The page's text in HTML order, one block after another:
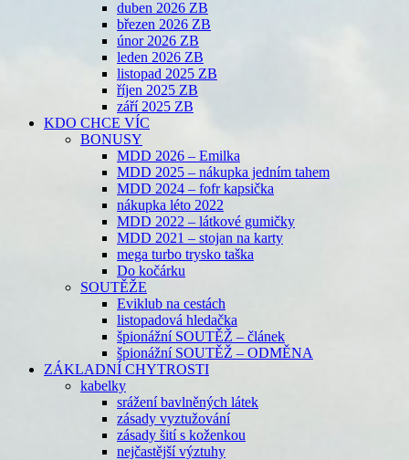
duben 2026 ZB
březen 2026 ZB
únor 2026 ZB
leden 2026 ZB
listopad 2025 ZB
říjen 2025 ZB
září 2025 ZB
KDO CHCE VÍC
BONUSY
MDD 2026 – Emilka
MDD 2025 – nákupka jedním tahem
MDD 2024 – fofr kapsička
nákupka léto 2022
MDD 2022 – látkové gumičky
MDD 2021 – stojan na karty
mega turbo trysko taška
Do kočárku
SOUTĚŽE
Eviklub na cestách
listopadová hledačka
špionážní SOUTĚŽ – článek
špionážní SOUTĚŽ – ODMĚNA
ZÁKLADNÍ CHYTROSTI
kabelky
srážení bavlněných látek
zásady vyztužování
zásady šití s koženkou
nejčastější výztuhy